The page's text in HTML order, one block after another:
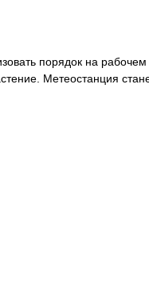
порядок на
Метеостанция